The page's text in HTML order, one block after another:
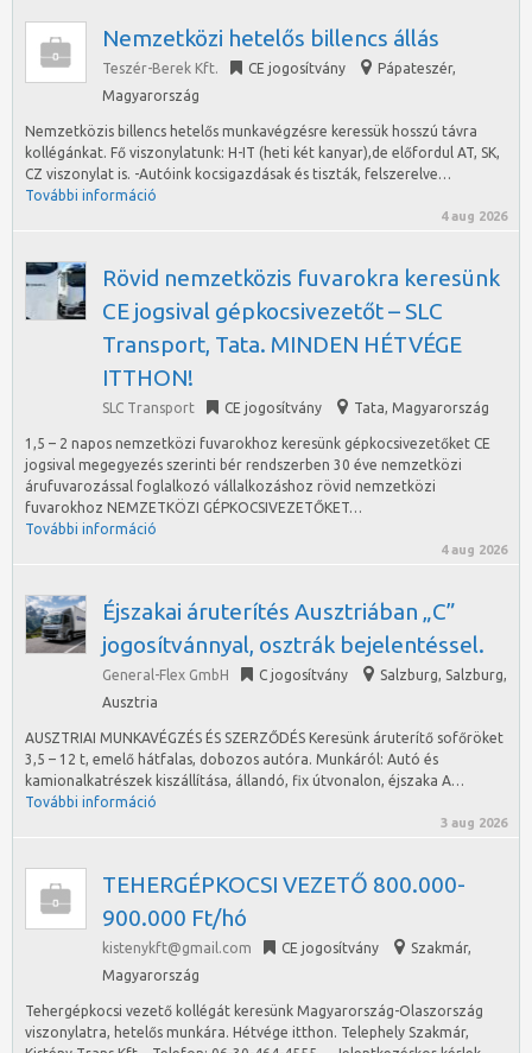
Nemzetközi hetelős billencs állás
Teszér-Berek Kft. CE jogosítvány Pápateszér,
Magyarország
Nemzetközis billencs hetelős munkavégzésre keressük hosszú távra
kollégánkat. Fő viszonylatunk: H-IT (heti két kanyar),de előfordul AT, SK,
CZ viszonylat is. -Autóink kocsigazdásak és tiszták, felszerelve…
További információ
4 aug 2026
Rövid nemzetközis fuvarokra keresünk
CE jogsival gépkocsivezetőt – SLC
Transport, Tata. MINDEN HÉTVÉGE
ITTHON!
SLC Transport CE jogosítvány Tata, Magyarország
1,5 – 2 napos nemzetközi fuvarokhoz keresünk gépkocsivezetőket CE
jogsival megegyezés szerinti bér rendszerben 30 éve nemzetközi
árufuvarozással foglalkozó vállalkozáshoz rövid nemzetközi
fuvarokhoz NEMZETKÖZI GÉPKOCSIVEZETŐKET…
További információ
4 aug 2026
Éjszakai áruterítés Ausztriában „C”
jogosítvánnyal, osztrák bejelentéssel.
General-Flex GmbH C jogosítvány Salzburg, Salzburg,
Ausztria
AUSZTRIAI MUNKAVÉGZÉS ÉS SZERZŐDÉS Keresünk áruterítő sofőröket
3,5 – 12 t, emelő hátfalas, dobozos autóra. Munkáról: Autó és
kamionalkatrészek kiszállítása, állandó, fix útvonalon, éjszaka A…
További információ
3 aug 2026
TEHERGÉPKOCSI VEZETŐ 800.000-
900.000 Ft/hó
kistenykft@gmail.com CE jogosítvány Szakmár,
Magyarország
Tehergépkocsi vezető kollégát keresünk Magyarország-Olaszország
viszonylatra, hetelős munkára. Hétvége itthon. Telephely Szakmár,